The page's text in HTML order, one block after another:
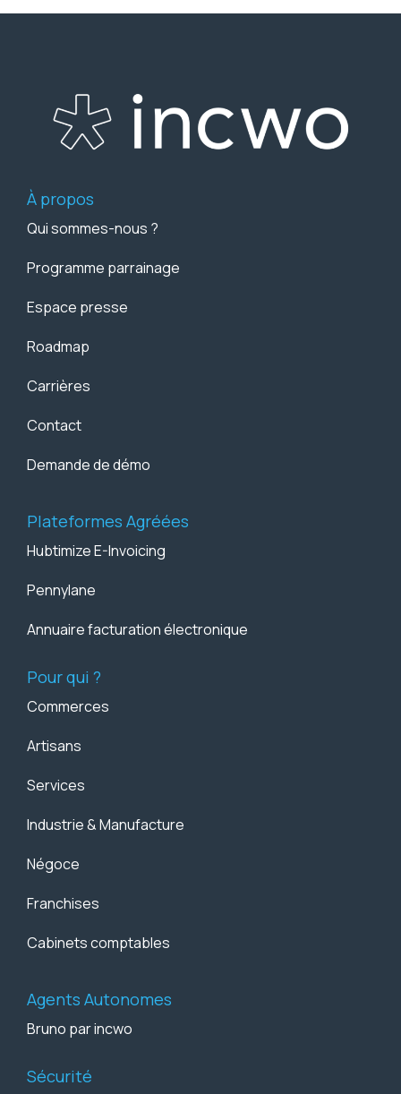
À propos
Qui sommes-nous ?
Programme parrainage
Espace presse
Roadmap
Carrières
Contact
Demande de démo
Plateformes Agréées
Hubtimize E-Invoicing
Pennylane
Annuaire facturation électronique
Pour qui ?
Commerces
Artisans
Services
Industrie & Manufacture
Négoce
Franchises
Cabinets comptables
Agents Autonomes
Bruno par incwo
Sécurité